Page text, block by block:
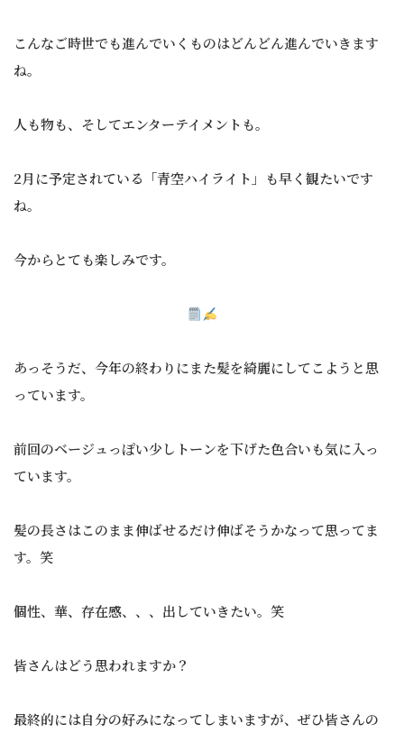
こんなご時世でも進んでいくものはどんどん進んでいきます
ね。
人も物も、そしてエンターテイメントも。
2月に予定されている「青空ハイライト」も早く観たいです
ね。
今からとても楽しみです。
あっそうだ、今年の終わりにまた髪を綺麗にしてこようと思
っています。
前回のベージュっぽい少しトーンを下げた色合いも気に入っ
ています。
髪の長さはこのまま伸ばせるだけ伸ばそうかなって思ってま
す。笑
個性、華、存在感、、、出していきたい。笑
皆さんはどう思われますか？
最終的には自分の好みになってしまいますが、ぜひ皆さんの